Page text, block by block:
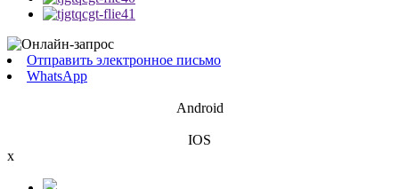
Отправить электронное письмо
WhatsApp
Android
IOS
x